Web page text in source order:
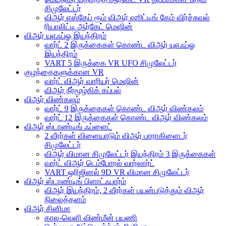
சிமுலேட்டர்
விஆர் எஸ்கேப் ரூம் விஆர் ஷூட்டிங் கேம் விர்ச்சுவல்
ரியாலிட்டி ஆர்கேட் மெஷின்
விஆர் யுஎஃப்ஓ இயந்திரம்
வார்ட் 2 இருக்கைகள் கொண்ட விஆர் யுஎஃப்ஓ
இயந்திரம்
VART 5 இருக்கை VR UFO சிமுலேட்டர்
குழந்தைகளுக்கான VR
வார்ட் விஆர் வாரியர் மெஷின்
விஆர் நீர்மூழ்கிக் கப்பல்
விஆர் விண்கலம்
வார்ட் 9 இருக்கைகள் கொண்ட விஆர் விண்கலம்
வார்ட் 12 இருக்கைகள் கொண்ட விஆர் விண்கலம்
விஆர் ஸ்டாண்டிங் ஃப்ளைட்
2 வீரர்கள் விளையாடும் விஆர் பாராகிளைடர்
சிமுலேட்டர்
விஆர் விமான சிமுலேட்டர் இயந்திரம் 3 இருக்கைகள்
வார்ட் விஆர் டெம்போரல் வார்லார்ட்
VART ஒரிஜினல் 9D VR விமான சிமுலேட்டர்
விஆர் ஸ்டாண்டிங் பிளாட்ஃபார்ம்
விஆர் இயந்திரம், 2 வீரர்கள் பயன்படுத்தும் விஆர்
நிலைத்தளம்
விஆர் சினிமா
கால-வெளி விண்மீன் பயணி